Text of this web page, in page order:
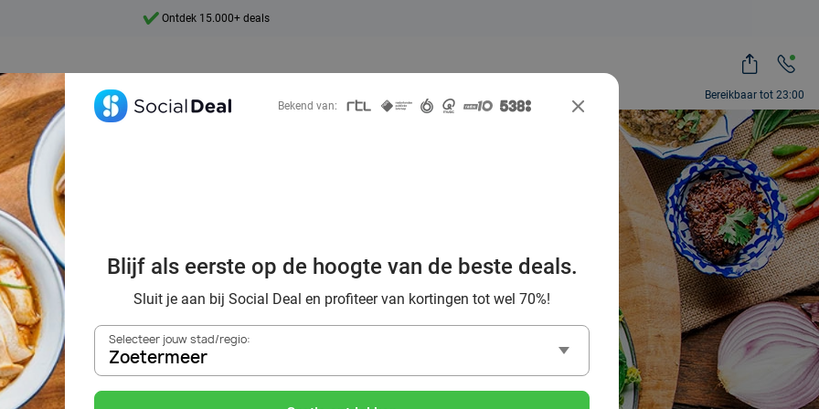
Bereikbaar tot 23:00
Ontdek 15.000+ deals
de beste Thaise
in Zoetermeer en
omgeving
Bekend van:
Blijf als eerste op de hoogte van de beste deals.
Sluit je aan bij Social Deal en profiteer van kortingen tot wel 70%!
Selecteer jouw stad/regio:
Zoetermeer